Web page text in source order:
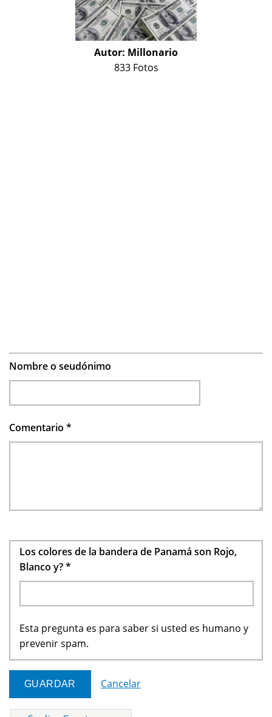
Autor: Millonario
833 Fotos
Nombre o seudónimo
Comentario *
Los colores de la bandera de Panamá son Rojo,
Blanco y?*
Esta pregunta es para saber si usted es humano y
prevenir spam.
Cancelar